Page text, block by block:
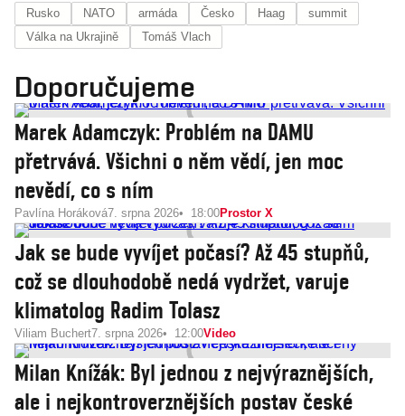
Rusko NATO armáda Česko Haag
summit
Válka na Ukrajině
Tomáš Vlach
Doporučujeme
Marek Adamczyk: Problém na DAMU
přetrvává. Všichni o něm vědí, jen moc
nevědí, co s ním
Pavlína Horáková7. srpna 2026 18:00Prostor X
Jak se bude vyvíjet počasí? Až 45 stupňů,
což se dlouhodobě nedá vydržet, varuje
klimatolog Radim Tolasz
Viliam Buchert7. srpna 2026 12:00Video
Milan Knížák: Byl jednou z nejvýraznějších,
ale i nejkontroverznějších postav české